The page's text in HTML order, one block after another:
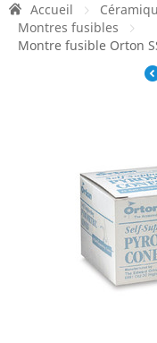
Accueil
Montres fusibles
Montre fusible Orton